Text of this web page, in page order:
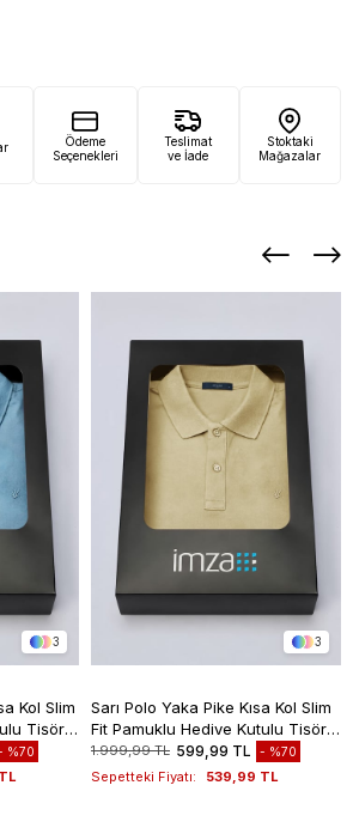
Ödeme
Seçenekleri
Teslimat
ve İade
Stoktaki
Mağazalar
3
Kol Slim
Tişört
%70
3
Sarı Polo Yaka Pike Kısa Kol Slim
Fit Pamuklu Hediye Kutulu Tişört
1011260169
1.999,99 TL 599,99 TL %70
Sepetteki Fiyatı: 539,99 TL